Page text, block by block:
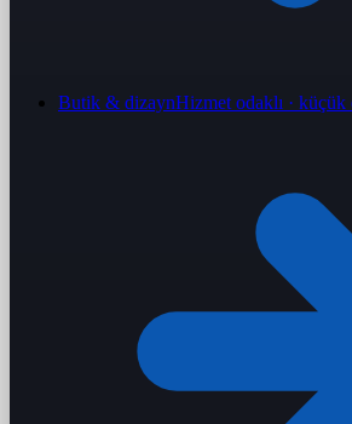
Butik & dizaynHizmet odaklı · küçük